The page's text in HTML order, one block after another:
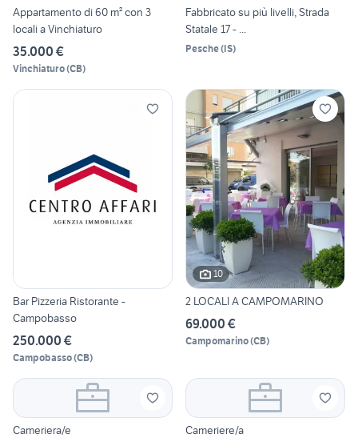
Appartamento di 60 m² con 3
locali a Vinchiaturo
35.000 €
Vinchiaturo(CB)
Fabbricato su più livelli, Strada
Statale 17 - ...
Pesche(IS)
Bar Pizzeria Ristorante -
Campobasso
250.000 €
Campobasso(CB)
10
2 LOCALI A CAMPOMARINO
69.000 €
Campomarino(CB)
Cameriera/e Cameriere/a